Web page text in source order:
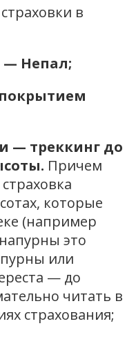
в
— Непал;
— треккинг до
Причем
которые
(например
это
или
— до
читать в
страхования;